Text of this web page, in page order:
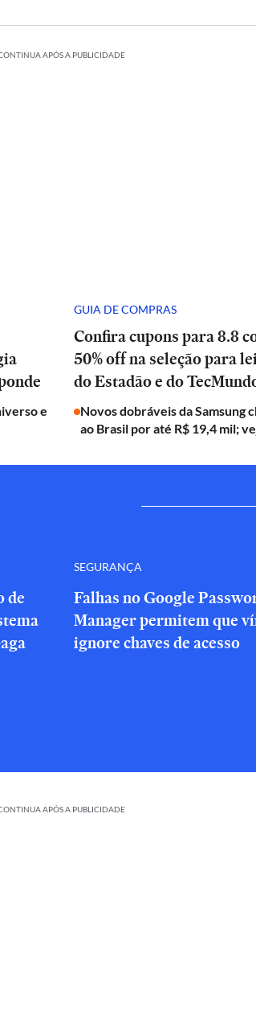
APÓS A PUBLICIDADE
e
GUIA DE COMPRAS
Confira cupons para 8.8
50% off na seleção para
do Estadão e do
Novos dobráveis da Samsung
ao Brasil por até R$ 19,4 mil;
de
SEGURANÇA
Falhas no Google
Manager permitem que
ignore chaves de acesso
APÓS A PUBLICIDADE